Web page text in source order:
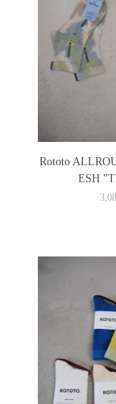
Rototo
ESH